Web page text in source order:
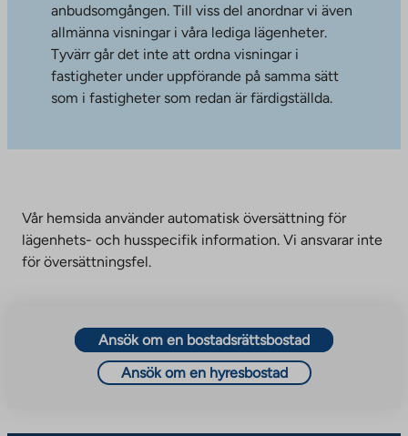
anbudsomgången. Till viss del anordnar vi även
allmänna visningar i våra lediga lägenheter.
Tyvärr går det inte att ordna visningar i
fastigheter under uppförande på samma sätt
som i fastigheter som redan är färdigställda.
Vår hemsida använder automatisk översättning för
lägenhets- och husspecifik information. Vi ansvarar inte
för översättningsfel.
Ansök om en bostadsrättsbostad
Ansök om en hyresbostad